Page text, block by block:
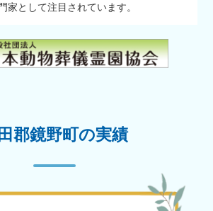
家として注目されています。
郡鏡野町の実績